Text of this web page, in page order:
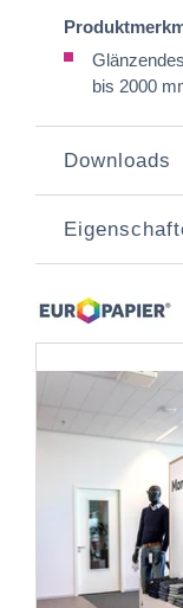
bis 2000
Downloads